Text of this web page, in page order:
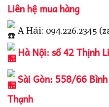
Liên hệ mua hàng
A Hải: 094.226.2345
Hà Nội: số 42 Thịnh
Sài Gòn: 558/66
Thạnh